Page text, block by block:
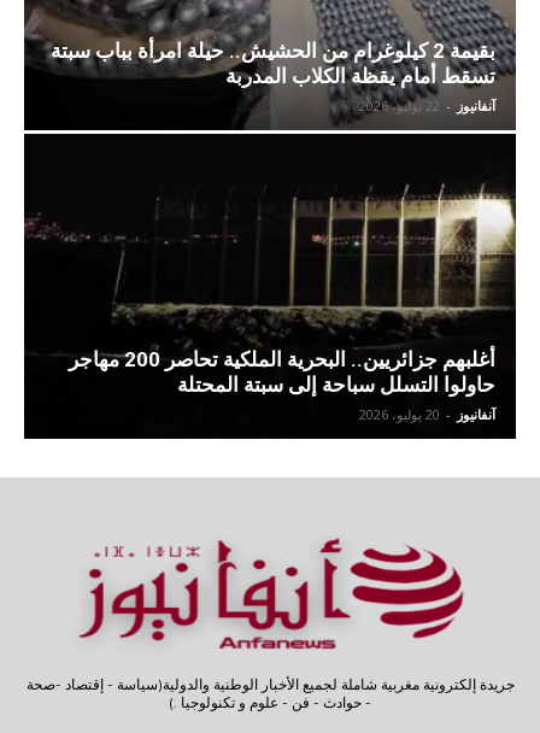
بقيمة 2 كيلوغرام من الحشيش.. حيلة امرأة بباب سبتة
تسقط أمام يقظة الكلاب المدربة
آنفانيوز - 22 يوليو، 2026
أغلبهم جزائريين.. البحرية الملكية تحاصر 200 مهاجر
حاولوا التسلل سباحة إلى سبتة المحتلة
آنفانيوز - 20 يوليو، 2026
جريدة إلكترونية مغربية شاملة لجميع الأخبار الوطنية والدولية(سياسة - إقتصاد -صحة
- حوادث - فن - علوم و تكنولوجيا .)